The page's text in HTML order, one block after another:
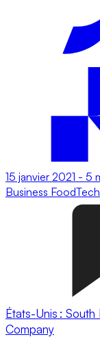
15 janvier 2021 - 5
Business FoodTech
États-Unis :
Company